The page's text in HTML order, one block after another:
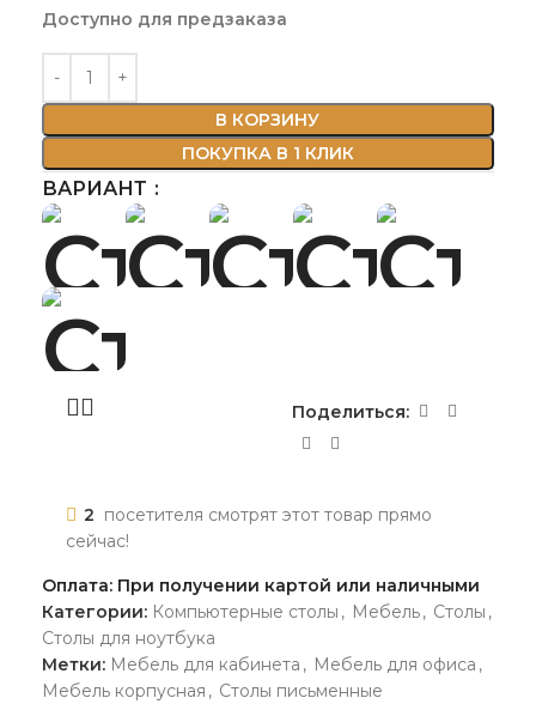
Доступно для предзаказа
В КОРЗИНУ
ПОКУПКА В 1 КЛИК
ВАРИАНТ
Поделиться:
2 посетителя смотрят этот товар прямо
сейчас!
Оплата: При получении картой или наличными
Категории: Компьютерные столы , Мебель, Столы ,
Столы для ноутбука
Метки: Мебель для кабинета , Мебель для офиса ,
Мебель корпусная , Столы письменные